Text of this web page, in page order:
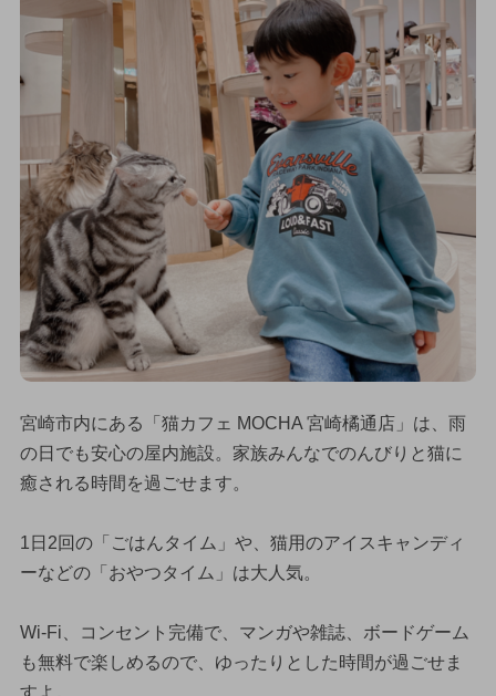
宮崎市内にある「猫カフェ MOCHA 宮崎橘通店」は、雨
の日でも安心の屋内施設。家族みんなでのんびりと猫に
癒される時間を過ごせます。
1日2回の「ごはんタイム」や、猫用のアイスキャンディ
ーなどの「おやつタイム」は大人気。
Wi-Fi、コンセント完備で、マンガや雑誌、ボードゲーム
も無料で楽しめるので、ゆったりとした時間が過ごせま
すよ。